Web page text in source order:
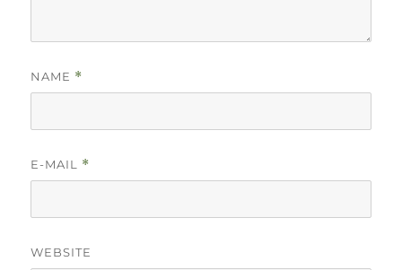
NAME *
E-MAIL *
WEBSITE